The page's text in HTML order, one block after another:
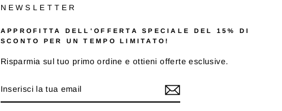
NEWSLETTER
APPROFITTA DELL'OFFERTA SPECIALE DEL 15% DI
SCONTO PER UN TEMPO LIMITATO!
Risparmia sul tuo primo ordine e ottieni offerte esclusive.
LA
TUA